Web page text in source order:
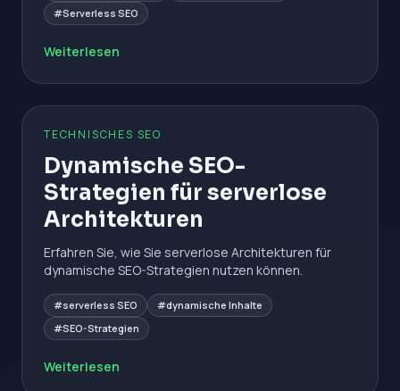
#Serverless SEO
Weiterlesen
TECHNISCHES SEO
Dynamische SEO-
Strategien für serverlose
Architekturen
Erfahren Sie, wie Sie serverlose Architekturen für
dynamische SEO-Strategien nutzen können.
#serverless SEO
#dynamische Inhalte
#SEO-Strategien
Weiterlesen